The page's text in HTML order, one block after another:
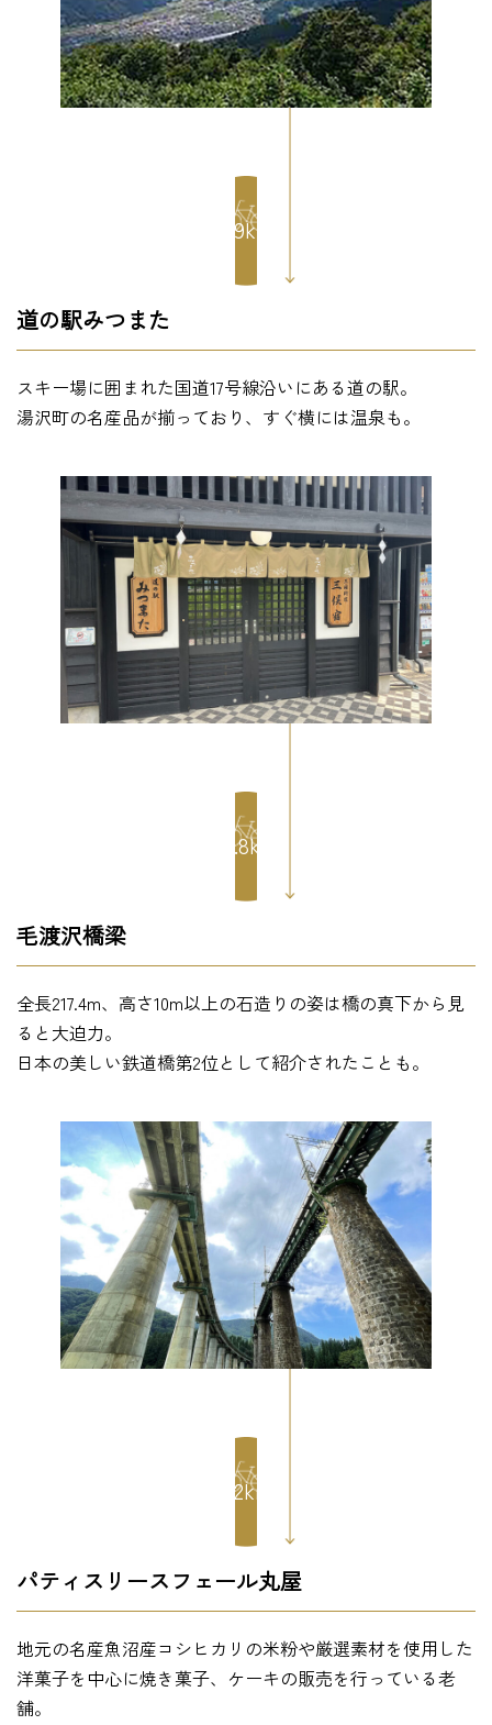
8.9km
道の駅みつまた
スキー場に囲まれた国道17号線沿いにある道の駅。
湯沢町の名産品が揃っており、すぐ横には温泉も。
16.8km
毛渡沢橋梁
全長217.4m、高さ10m以上の石造りの姿は橋の真下から見
ると大迫力。
日本の美しい鉄道橋第2位として紹介されたことも。
9.2km
パティスリースフェール丸屋
地元の名産魚沼産コシヒカリの米粉や厳選素材を使用した
洋菓子を中心に焼き菓子、ケーキの販売を行っている老
舗。